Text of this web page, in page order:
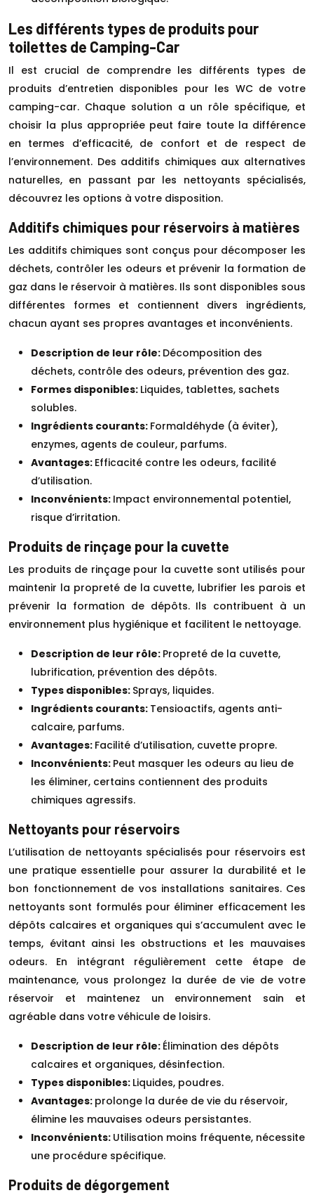
Les différents types de produits pour
toilettes de Camping-Car
Il est crucial de comprendre les différents types de
produits d’entretien disponibles pour les WC de votre
camping-car. Chaque solution a un rôle spécifique, et
choisir la plus appropriée peut faire toute la différence
en termes d’efficacité, de confort et de respect de
l’environnement. Des additifs chimiques aux alternatives
naturelles, en passant par les nettoyants spécialisés,
découvrez les options à votre disposition.
Additifs chimiques pour réservoirs à matières
Les additifs chimiques sont conçus pour décomposer les
déchets, contrôler les odeurs et prévenir la formation de
gaz dans le réservoir à matières. Ils sont disponibles sous
différentes formes et contiennent divers ingrédients,
chacun ayant ses propres avantages et inconvénients.
Description de leur rôle: Décomposition des
déchets, contrôle des odeurs, prévention des gaz.
Formes disponibles: Liquides, tablettes, sachets
solubles.
Ingrédients courants: Formaldéhyde (à éviter),
enzymes, agents de couleur, parfums.
Avantages: Efficacité contre les odeurs, facilité
d’utilisation.
Inconvénients: Impact environnemental potentiel,
risque d’irritation.
Produits de rinçage pour la cuvette
Les produits de rinçage pour la cuvette sont utilisés pour
maintenir la propreté de la cuvette, lubrifier les parois et
prévenir la formation de dépôts. Ils contribuent à un
environnement plus hygiénique et facilitent le nettoyage.
Description de leur rôle: Propreté de la cuvette,
lubrification, prévention des dépôts.
Types disponibles: Sprays, liquides.
Ingrédients courants: Tensioactifs, agents anti-
calcaire, parfums.
Avantages: Facilité d’utilisation, cuvette propre.
Inconvénients: Peut masquer les odeurs au lieu de
les éliminer, certains contiennent des produits
chimiques agressifs.
Nettoyants pour réservoirs
L’utilisation de nettoyants spécialisés pour réservoirs est
une pratique essentielle pour assurer la durabilité et le
bon fonctionnement de vos installations sanitaires. Ces
nettoyants sont formulés pour éliminer efficacement les
dépôts calcaires et organiques qui s’accumulent avec le
temps, évitant ainsi les obstructions et les mauvaises
odeurs. En intégrant régulièrement cette étape de
maintenance, vous prolongez la durée de vie de votre
réservoir et maintenez un environnement sain et
agréable dans votre véhicule de loisirs.
Description de leur rôle: Élimination des dépôts
calcaires et organiques, désinfection.
Types disponibles: Liquides, poudres.
Avantages: prolonge la durée de vie du réservoir,
élimine les mauvaises odeurs persistantes.
Inconvénients: Utilisation moins fréquente, nécessite
une procédure spécifique.
Produits de dégorgement